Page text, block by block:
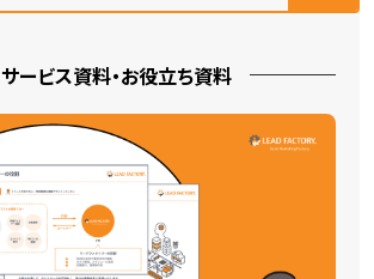
サービス資料・お役立ち資料